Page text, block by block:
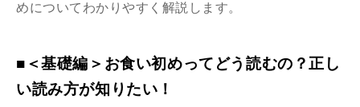
めについてわかりやすく解説します。
■＜基礎編＞お食い初めってどう読むの？正し
い読み方が知りたい！